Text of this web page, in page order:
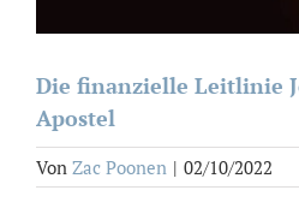
Die finanzielle Leitlinie
Apostel
Von Zac Poonen | 02/10/2022